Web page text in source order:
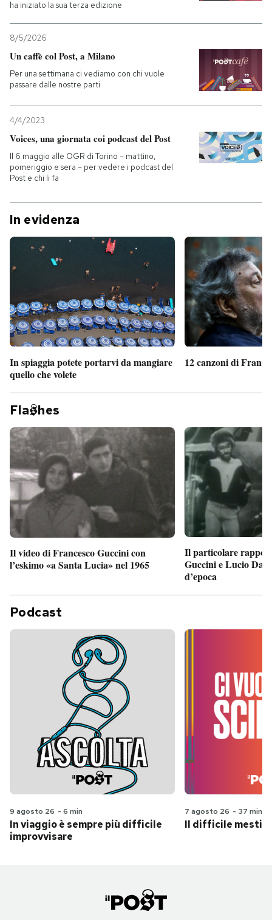
ha iniziato la sua terza edizione
8/5/2026
Un caffè col Post, a Milano
Per una settimana ci vediamo con chi vuole
passare dalle nostre parti
4/4/2023
Voices, una giornata coi podcast del Post
Il 6 maggio alle OGR di Torino – mattino,
pomeriggio e sera – per vedere i podcast del
Post e chi li fa
In evidenza
In spiaggia potete portarvi da mangiare
quello che volete
12 canzoni di
Fla hes
Il video di Francesco Guccini con
l’eskimo «a Santa Lucia» nel 1965
Il particolare
Guccini e Lucio
d’epoca
Podcast
9 agosto 26 - 6 min
In viaggio è sempre più difficile
improvvisare
7 agosto 26 - 37 min
Il difficile